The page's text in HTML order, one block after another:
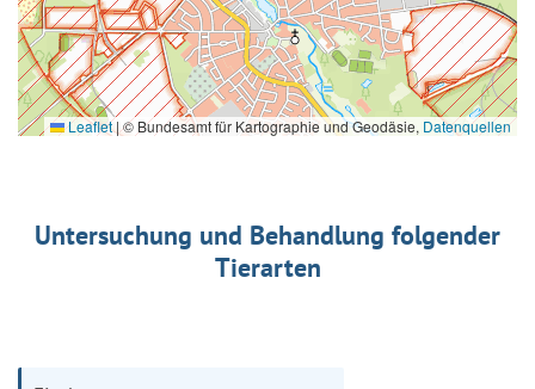
Leaflet |© Bundesamt für Kartographie und Geodäsie, Datenquellen
Untersuchung und Behandlung folgender
Tierarten